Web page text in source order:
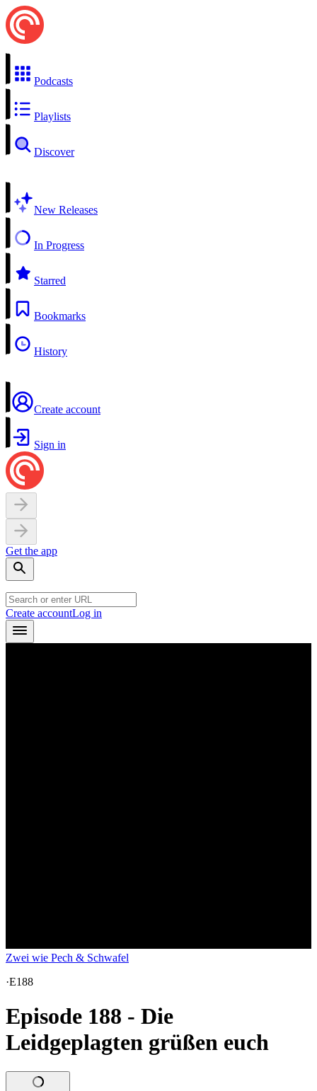
Podcasts
Playlists
Discover
New Releases
In Progress
Starred
Bookmarks
History
Create account
Sign in
Get the app
Create accountLog in
Zwei wie Pech & Schwafel
·E188
Episode 188 - Die
Leidgeplagten grüßen euch